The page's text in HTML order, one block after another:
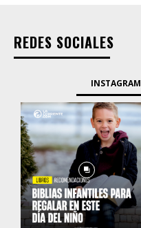
REDES SOCIALES
INSTAGRAM